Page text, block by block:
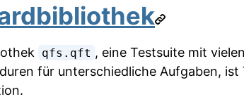
qfs.qft , eine Testsuite mit vielen
für unterschiedliche Aufgaben, ist